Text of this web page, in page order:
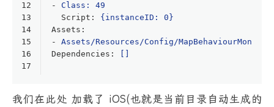
12
13
14
15
16
17
-
Class: 49
Script :
{instanceID: 0}
Assets :
-
Assets/Resources/Config/
Dependencies :
我们在此处 加载了 iOS(也就是当前目录自动生成的